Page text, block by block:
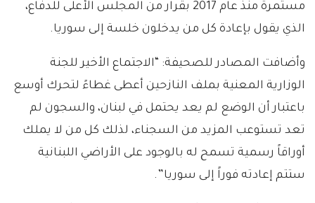
مستمرة منذ عام 2017 بقرار من المجلس الأعلى للدفاع،
الذي يقول بإعادة كل من يدخلون خلسة إلى سوريا.
وأضافت المصادر للصحيفة: “الاجتماع الأخير للجنة
الوزارية المعنية بملف النازحين أعطى غطاءً لتحرك أوسع
باعتبار أن الوضع لم يعد يحتمل في لبنان، والسجون لم
تعد تستوعب المزيد من السجناء، لذلك كل من لا يملك
أوراقاً رسمية تسمح له بالوجود على الأراضي اللبنانية
ستتم إعادته فوراً إلى سوريا”.